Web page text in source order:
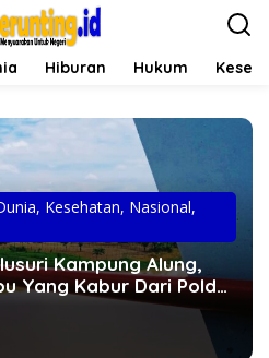
Hiburan Hukum
, Kesehatan, Nasional,
Kampung Alung,
Yang Kabur Dari Polda